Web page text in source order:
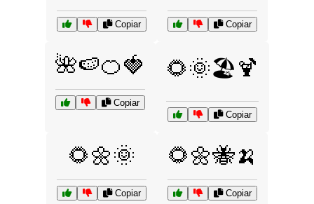
Copiar Copiar
🌺🍉🍊🍓
Copiar
🌻🌞🏖️🍹
Copiar
🌻🌼🌞
Copiar
🌻🌼🐝🍌
Copiar